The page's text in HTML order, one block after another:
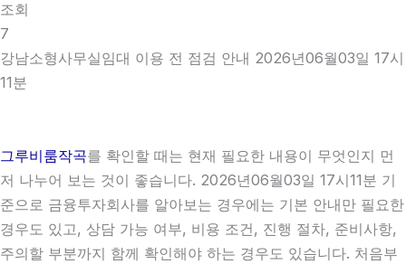
조회
7
강남소형사무실임대 이용 전 점검 안내 2026년06월03일 17시
11분
그루비룸작곡를 확인할 때는 현재 필요한 내용이 무엇인지 먼
저 나누어 보는 것이 좋습니다. 2026년06월03일 17시11분 기
준으로 금융투자회사를 알아보는 경우에는 기본 안내만 필요한
경우도 있고, 상담 가능 여부, 비용 조건, 진행 절차, 준비사항,
주의할 부분까지 함께 확인해야 하는 경우도 있습니다. 처음부